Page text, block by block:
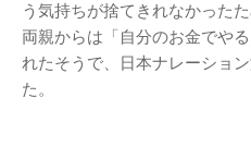
う気持ちが捨てきれなかった
両親からは「自分のお金でや
れたそうで、日本ナレーショ
た。